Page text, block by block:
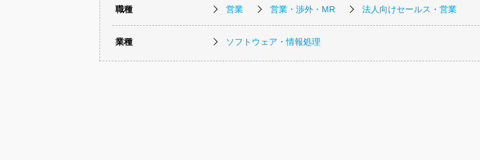
職種 営業 営業・渉外・MR 法人向けセールス・営業
業種 ソフトウェア・情報処理